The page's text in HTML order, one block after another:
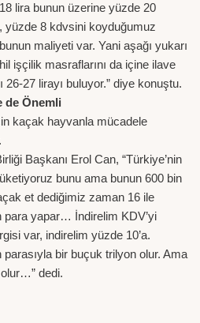
lira bunun üzerine yüzde 20
yüzde 8 kdvsini koyduğumuz
maliyeti var. Yani aşağı yukarı
işçilik masraflarını da içine ilave
26-27 lirayı buluyor.” diye konuştu.
de Önemli
kaçak hayvanla mücadele
Başkanı Erol Can, “Türkiye’nin
bunu ama bunun 600 bin
et dediğimiz zaman 16 ile
para yapar… İndirelim KDV’yi
var, indirelim yüzde 10’a.
parasıyla bir buçuk trilyon olur. Ama
dedi.